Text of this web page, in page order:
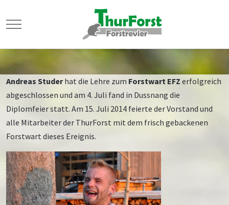
Mobile Menu Toggle
Andreas Studerhat die Lehre zum Forstwart EFZ erfolgreich
abgeschlossen und am 4. Juli fand in Dussnang die
Diplomfeier statt. Am 15. Juli 2014 feierte der Vorstand und
alle Mitarbeiter der ThurForst mit dem frisch gebackenen
Forstwart dieses Ereignis.